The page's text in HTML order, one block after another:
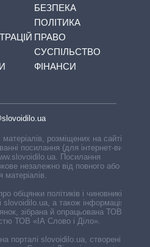
БЕЗПЕКА
ПОЛІТИКА
ПРАВО
СУСПІЛЬСТВО
ФІНАНСИ
розміщених на сайті,
посилання (для інтернет-видань
Посилання
незалежно від повного або
матеріалів.
обіцянки політиків і чиновників,
а також інформація про
зібрана й опрацьована ТОВ «ІА
ТОВ «ІА Слово і Діло».
порталі slovoidilo.ua, створені ГО